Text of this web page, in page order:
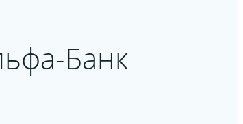
Банк